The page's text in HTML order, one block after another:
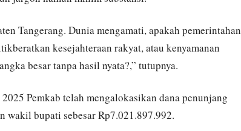
Tangerang. Dunia mengamati, apakah pemerintahan
kesejahteraan rakyat, atau kenyamanan
besar tanpa hasil nyata?,” tutupnya.
Pemkab telah mengalokasikan dana penunjang
wakil bupati sebesar Rp7.021.897.992.